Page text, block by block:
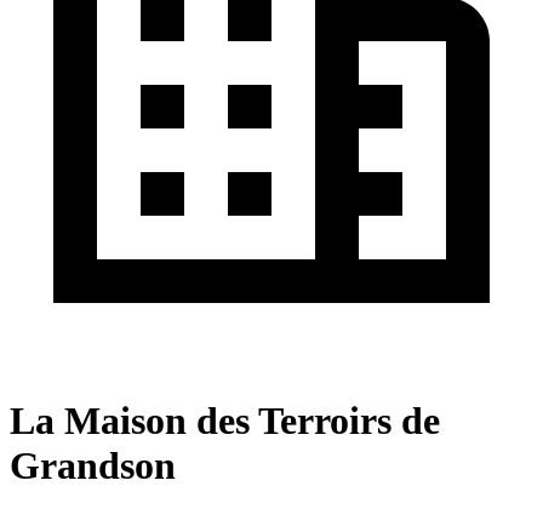
La Maison des Terroirs de
Grandson